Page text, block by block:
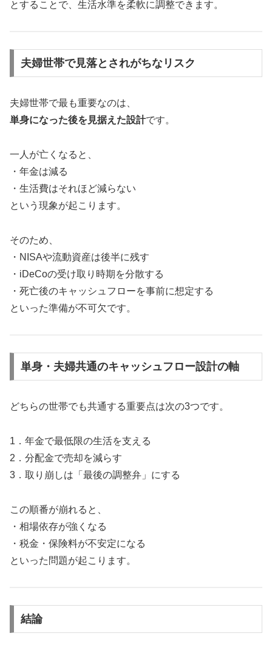
とすることで、生活水準を柔軟に調整できます。
夫婦世帯で見落とされがちなリスク
夫婦世帯で最も重要なのは、
単身になった後を見据えた設計です。
一人が亡くなると、
・年金は減る
・生活費はそれほど減らない
という現象が起こります。
そのため、
・NISAや流動資産は後半に残す
・iDeCoの受け取り時期を分散する
・死亡後のキャッシュフローを事前に想定する
といった準備が不可欠です。
単身・夫婦共通のキャッシュフロー設計の軸
どちらの世帯でも共通する重要点は次の3つです。
1．年金で最低限の生活を支える
2．分配金で売却を減らす
3．取り崩しは「最後の調整弁」にする
この順番が崩れると、
・相場依存が強くなる
・税金・保険料が不安定になる
といった問題が起こります。
結論